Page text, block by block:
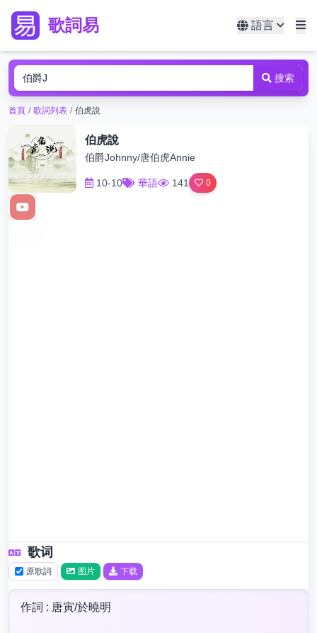
歌詞易 語言
搜索
首頁 / 歌詞列表 / 伯虎說
伯虎說
伯爵Johnny/唐伯虎Annie
10-10 華語 141 0
歌词
原歌詞 图片 下载
作詞 : 唐寅/於曉明